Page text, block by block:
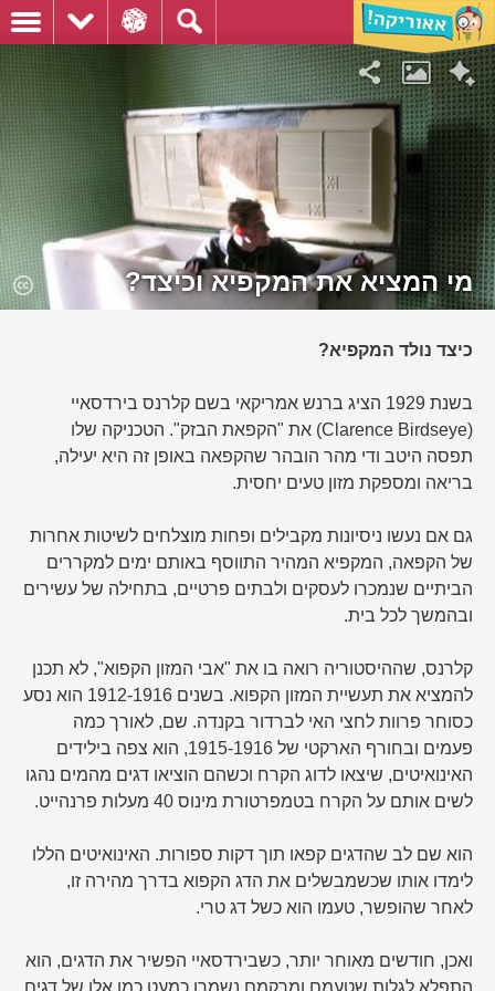
מי המציא את המקפיא וכיצד?
כיצד נולד המקפיא?
בשנת 1929 הציג ברנש אמריקאי בשם קלרנס בירדסאיי
(Clarence Birdseye) את "הקפאת הבזק". הטכניקה שלו
תפסה היטב ודי מהר הובהר שהקפאה באופן זה היא יעילה,
בריאה ומספקת מזון טעים יחסית.
גם אם נעשו ניסיונות מקבילים ופחות מוצלחים לשיטות אחרות
של הקפאה, המקפיא המהיר התווסף באותם ימים למקררים
הביתיים שנמכרו לעסקים ולבתים פרטיים, בתחילה של עשירים
ובהמשך לכל בית.
קלרנס, שההיסטוריה רואה בו את "אבי המזון הקפוא", לא תכנן
להמציא את תעשיית המזון הקפוא. בשנים 1912-1916 הוא נסע
כסוחר פרוות לחצי האי לברדור בקנדה. שם, לאורך כמה
פעמים ובחורף הארקטי של 1915-1916, הוא צפה בילידים
האינואיטים, שיצאו לדוג הקרח וכשהם הוציאו דגים מהמים נהגו
לשים אותם על הקרח בטמפרטורת מינוס 40 מעלות פרנהייט.
הוא שם לב שהדגים קפאו תוך דקות ספורות. האינואיטים הללו
לימדו אותו שכשמבשלים את הדג הקפוא בדרך מהירה זו,
לאחר שהופשר, טעמו הוא כשל דג טרי.
ואכן, חודשים מאוחר יותר, כשבירדסאיי הפשיר את הדגים, הוא
התפלא לגלות שטעמם ומרקמם נשמרו כמעט כמו אלו של דגים